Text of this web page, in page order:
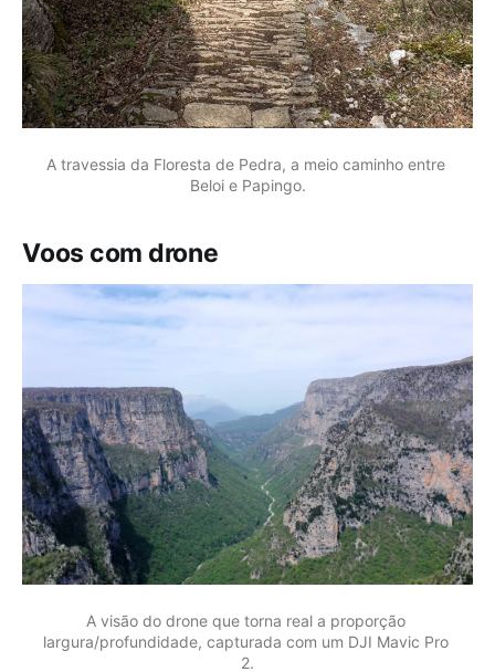
A travessia da Floresta de Pedra, a meio caminho entre
Beloi e Papingo.
Voos com drone
A visão do drone que torna real a proporção
largura/profundidade, capturada com um DJI Mavic Pro
2.